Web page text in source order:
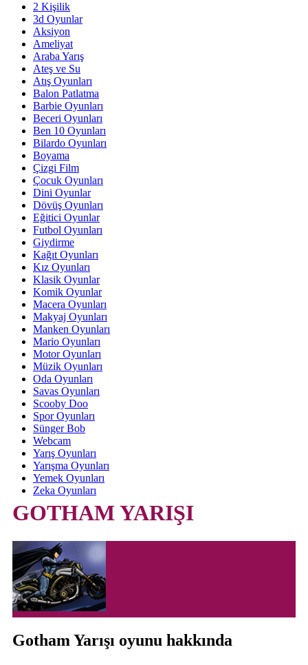
2 Kişilik
3d Oyunlar
Aksiyon
Ameliyat
Araba Yarış
Ateş ve Su
Atış Oyunları
Balon Patlatma
Barbie Oyunları
Beceri Oyunları
Ben 10 Oyunları
Bilardo Oyunları
Boyama
Çizgi Film
Çocuk Oyunları
Dini Oyunlar
Dövüş Oyunları
Eğitici Oyunlar
Futbol Oyunları
Giydirme
Kağıt Oyunları
Kız Oyunları
Klasik Oyunlar
Komik Oyunlar
Macera Oyunları
Makyaj Oyunları
Manken Oyunları
Mario Oyunları
Motor Oyunları
Müzik Oyunları
Oda Oyunları
Savas Oyunları
Scooby Doo
Spor Oyunları
Sünger Bob
Webcam
Yarış Oyunları
Yarışma Oyunları
Yemek Oyunları
Zeka Oyunları
GOTHAM YARIŞI
Gotham Yarışı oyunu hakkında